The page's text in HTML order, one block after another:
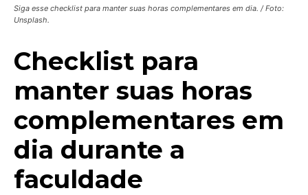
Siga esse checklist para manter suas horas complementares em dia. / Foto:
Unsplash.
Checklist para
manter suas horas
complementares em
dia durante a
faculdade